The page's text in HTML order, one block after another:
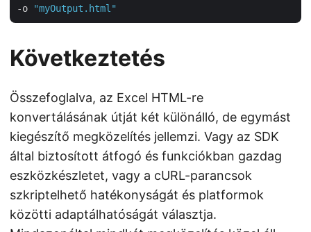
-o
"myOutput.html"
Következtetés
Összefoglalva, az Excel HTML-re
konvertálásának útját két különálló, de egymást
kiegészítő megközelítés jellemzi. Vagy az SDK
által biztosított átfogó és funkciókban gazdag
eszközkészletet, vagy a cURL-parancsok
szkriptelhető hatékonyságát és platformok
közötti adaptálhatóságát választja.